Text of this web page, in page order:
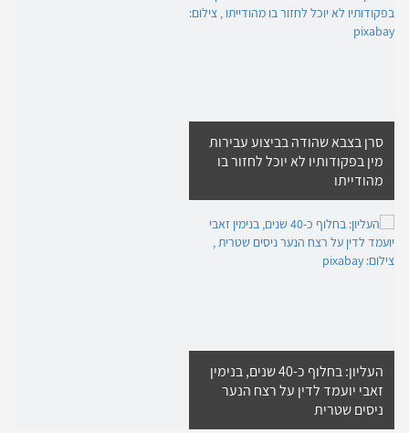
סרן בצבא שהודה בביצוע עבירות
מין בפקודותיו לא יוכל לחזור בו
מהודייתו
העליון: בחלוף כ-40 שנים, בנימין
זאבי יועמד לדין על רצח הנער
ניסים שטרית